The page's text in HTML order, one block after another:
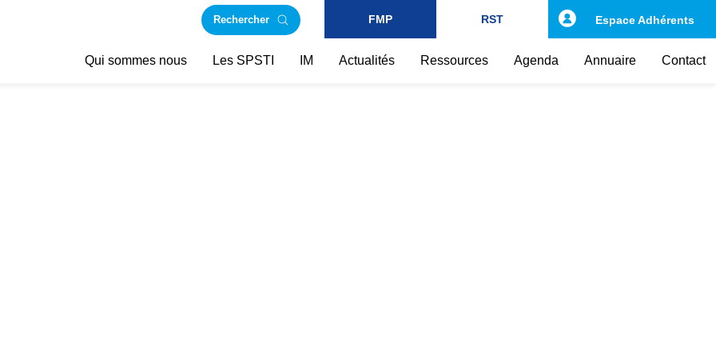
Rechercher FMP RST
Qui sommes nous Les SPSTI IM Actualités Ressources Agenda Annuaire Contact
Espace Adhérents